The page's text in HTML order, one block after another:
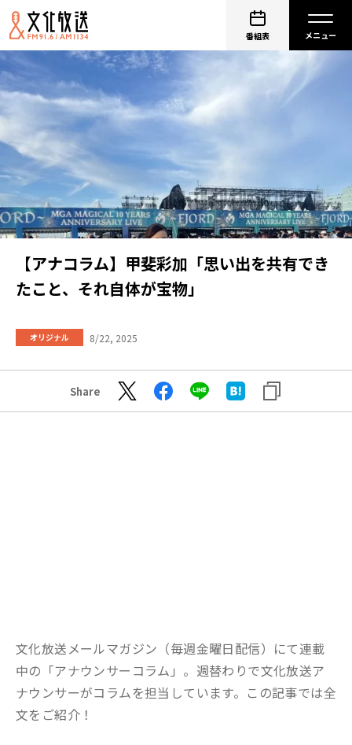
番組表
【アナコラム】甲斐彩加「思い出を共有でき
たこと、それ自体が宝物」
オリジナル 8/22, 2025
Share
文化放送メールマガジン（毎週金曜日配信）にて連載
中の「アナウンサーコラム」。週替わりで文化放送ア
ナウンサーがコラムを担当しています。この記事では全
文をご紹介！